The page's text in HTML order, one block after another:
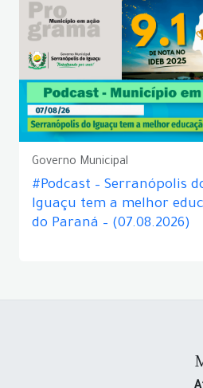
Governo Municipal
#Podcast – Serranópolis
Iguaçu tem a melhor
do Paraná – (07.08.2026)